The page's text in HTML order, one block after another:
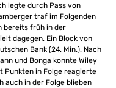
legte durch Pass von
traf im Folgenden
bereits früh in der
dagegen. Ein Block von
Bank (24. Min.). Nach
und Bonga konnte Wiley
Punkten in Folge reagierte
auch in der Folge blieben